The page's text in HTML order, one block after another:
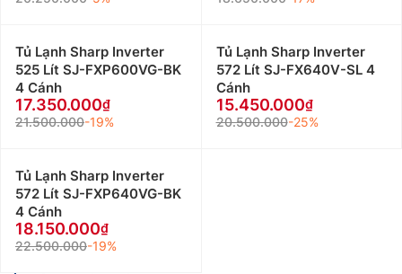
Tủ Lạnh Sharp Inverter
525 Lít SJ-FXP600VG-BK
4 Cánh
17.350.000
21.500.000-19%
Tủ Lạnh Sharp Inverter
572 Lít SJ-FX640V-SL 4
Cánh
15.450.000
20.500.000-25%
Tủ Lạnh Sharp Inverter
572 Lít SJ-FXP640VG-BK
4 Cánh
18.150.000
22.500.000-19%